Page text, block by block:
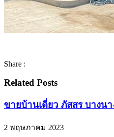
Share :
Related Posts
ขายบ้านเดี่ยว ภัสสร บางนา
2 พฤษภาคม 2023